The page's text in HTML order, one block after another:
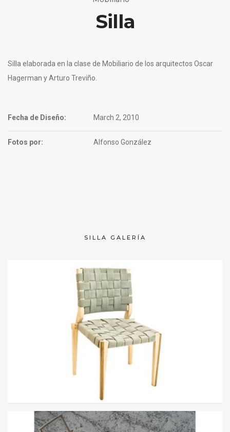
Silla
Silla elaborada en la clase de Mobiliario de los arquitectos Oscar
Hagerman y Arturo Treviño.
Fecha de Diseño: March 2, 2010
Fotos por: Alfonso González
SILLA GALERÍA